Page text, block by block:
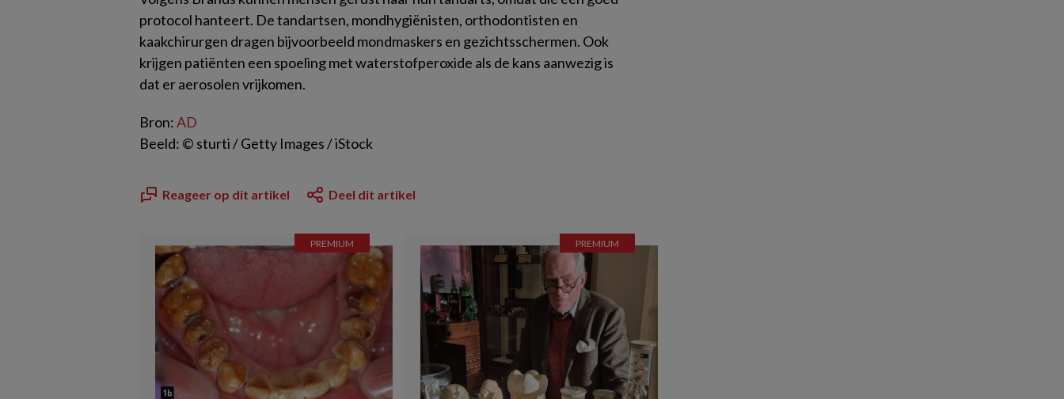
protocol hanteert. De tandartsen, mondhygiënisten, orthodontisten en
kaakchirurgen dragen bijvoorbeeld mondmaskers en gezichtsschermen. Ook
krijgen patiënten een spoeling met waterstofperoxide als de kans aanwezig is
dat er aerosolen vrijkomen.
Bron:AD
Beeld: © sturti / Getty Images / iStock
Reageer op dit artikel Deel dit artikel